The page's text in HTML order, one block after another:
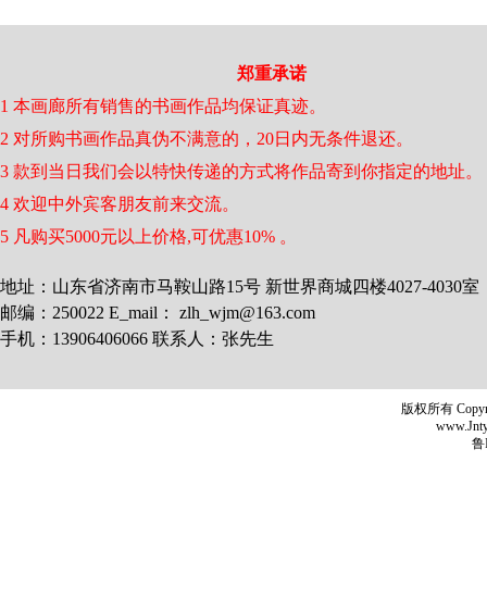
郑重承诺
1 本画廊所有销售的书画作品均保证真迹。
2 对所购书画作品真伪不满意的，20日内无条件退还。
3 款到当日我们会以特快传递的方式将作品寄到你指定的地址。
4 欢迎中外宾客朋友前来交流。
5 凡购买5000元以上价格,可优惠10% 。
地址：山东省济南市马鞍山路15号 新世界商城四楼4027-4030室
邮编：250022 E_mail： zlh_wjm@163.com
手机：13906406066 联系人：张先生
版权所有
鲁